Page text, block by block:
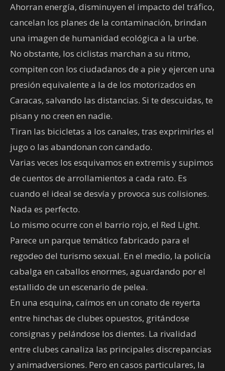
Ahorran energía, disminuyen el impacto del tráfico,
cancelan los planes de la contaminación, brindan
una imagen de humanidad ecológica a la urbe.
No obstante, los ciclistas marchan a su ritmo,
compiten con los ciudadanos de a pie y ejercen una
presión equivalente a la de los motorizados en
Caracas, salvando las distancias. Si te descuidas, te
pisan y no creen en nadie.
Tiran las bicicletas a los canales, tras exprimirles el
jugo o las abandonan con candado.
Varias veces los esquivamos en extremis y supimos
de cuentos de arrollamientos a cada rato. Es
cuando el ideal se desvía y provoca sus colisiones.
Nada es perfecto.
Lo mismo ocurre con el barrio rojo, el Red Light.
Parece un parque temático fabricado para el
regodeo del turismo sexual. En el medio, la policía
cabalga en caballos enormes, aguardando por el
estallido de un escenario de pelea.
En una esquina, caímos en un conato de reyerta
entre hinchas de clubes opuestos, gritándose
consignas y pelándose los dientes. La rivalidad
entre clubes canaliza las principales discrepancias
y animadversiones. Pero en casos particulares, la